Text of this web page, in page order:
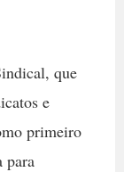
que
e
primeiro
para